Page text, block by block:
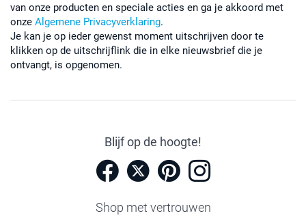
van onze producten en speciale acties en ga je akkoord met
onze Algemene Privacyverklaring.
Je kan je op ieder gewenst moment uitschrijven door te
klikken op de uitschrijflink die in elke nieuwsbrief die je
ontvangt, is opgenomen.
Blijf op de hoogte!
Shop met vertrouwen